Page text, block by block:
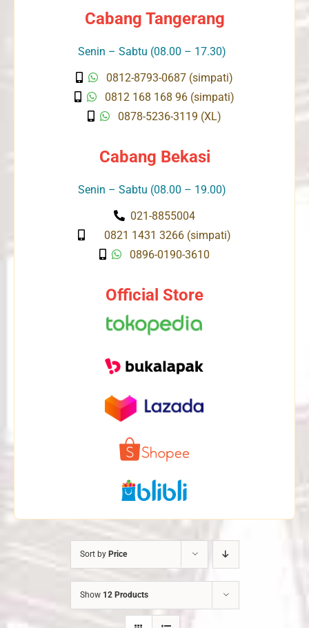
Cabang Tangerang
Senin – Sabtu (08.00 – 17.30)
0812-8793-0687 (simpati)
0812 168 168 96 (simpati)
0878-5236-3119 (XL)
Cabang Bekasi
Senin – Sabtu (08.00 – 19.00)
021-8855004
0821 1431 3266 (simpati)
0896-0190-3610
Official Store
Sort by Price
Show 12 Products